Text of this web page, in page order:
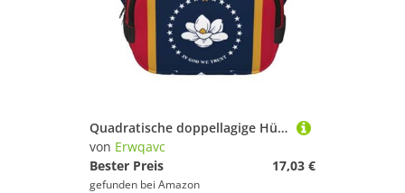
Quadratische doppellagige Hüfttasche für Damen und Herren, Mississippi Staatsflagge, leichte Umhängetasche, zum Laufen, Wandern
von Erwqavc
Bester Preis
17,03 €
gefunden bei Amazon